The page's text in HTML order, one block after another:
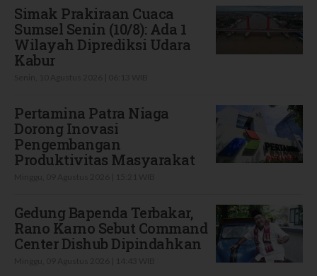
Simak Prakiraan Cuaca
Sumsel Senin (10/8): Ada 1
Wilayah Diprediksi Udara
Kabur
Pertamina Patra Niaga
Dorong Inovasi
Pengembangan
Produktivitas Masyarakat
Gedung Bapenda Terbakar,
Rano Karno Sebut Command
Center Dishub Dipindahkan